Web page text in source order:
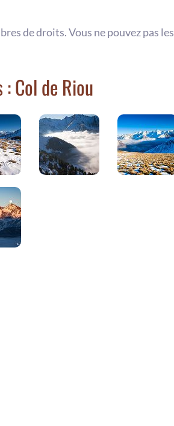
de droits. Vous ne pouvez pas les
Col de Riou